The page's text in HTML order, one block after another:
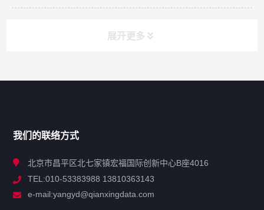
展开更多
解决方案
我们的联络方式
北京市昌平区北七家镇宏福国际创新中心B座4016
TEL:010-53383988 13810363143
e-mail:yangyd@qianxingdata.com